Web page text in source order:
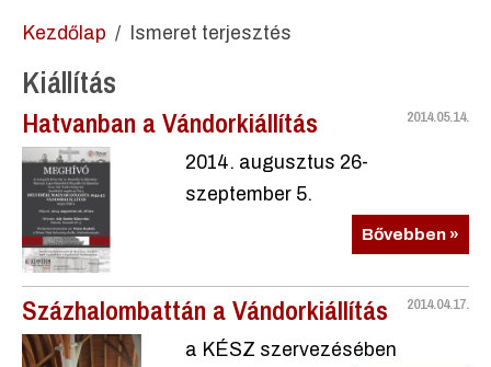
Kezdőlap Ismeret terjesztés
Kiállítás
2014.05.14.
Hatvanban a Vándorkiállítás
2014. augusztus 26-
szeptember 5.
Bővebben »
2014.04.17.
Százhalombattán a Vándorkiállítás
a KÉSZ szervezésében